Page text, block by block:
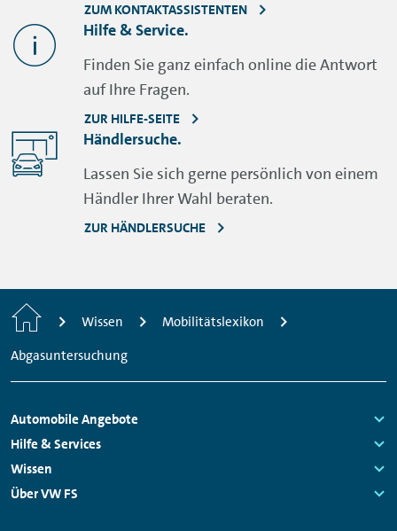
ZUM KONTAKTASSISTENTEN
Hilfe & Service.
Finden Sie ganz einfach online die Antwort
auf Ihre Fragen.
ZUR HILFE-SEITE
Händlersuche.
Lassen Sie sich gerne persönlich von einem
Händler Ihrer Wahl beraten.
ZUR HÄNDLERSUCHE
StartseiteWissen
Mobilitätslexikon
Abgasuntersuchung
Fußzeilen
Navigation
Automobile Angebote
Links:
Hilfe & Services
Links:
Wissen
Links:
Über VW FS